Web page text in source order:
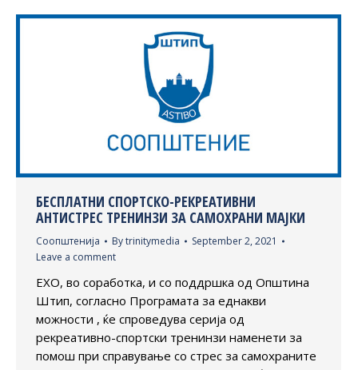
БЕСПЛАТНИ СПОРТСКО-РЕКРЕАТИВНИ
АНТИСТРЕС ТРЕНИНЗИ ЗА САМОХРАНИ МАЈКИ
Соопштенија Bytrinitymedia
September 2, 2021
Leave a comment
ЕХО, во соработка, и со поддршка од Општина
Штип, согласно Програмата за еднакви
можности , ќе спроведува серија од
рекреативно-спортски тренинзи наменети за
помош при справување со стрес за самохраните